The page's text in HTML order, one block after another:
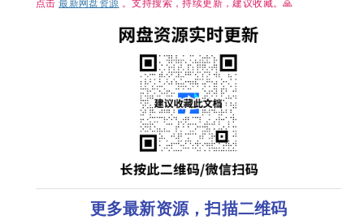
点击最新网盘资源 。支持搜索，持续更新，建议收藏。🙏
更多最新资源，扫描二维码